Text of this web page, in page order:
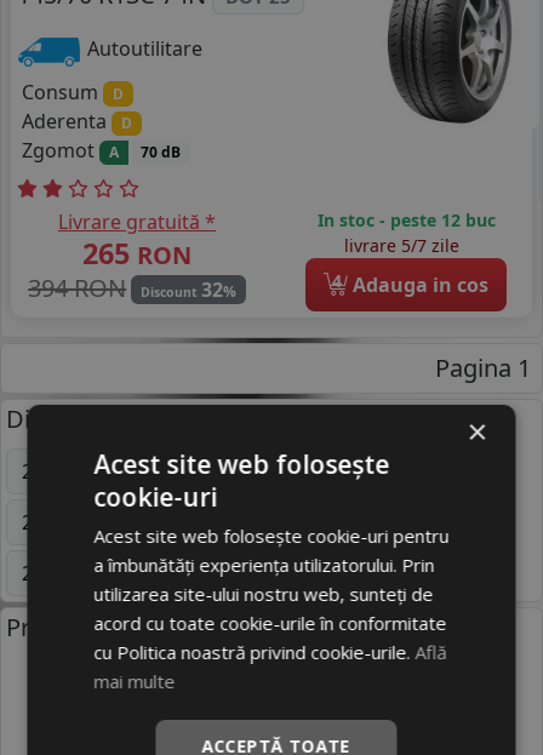
Autoutilitare
Consum
D
Aderenta D
Zgomot A 70 dB
Livrare gratuită *
265 RON
394 RON
Discount 32%
In stoc - peste 12 buc
livrare 5/7 zile
4 Adauga in cos
Pagina 1
Dimensiuni uzuale anvelope:
205/55 R16 195/65 R15
225/45 R17
205/50 R16
235/60 R18
215/55 R16 Mai multe
Producatori anvelope:
BRIDGESTONE CONTINENTAL
×
Acest site web folosește
cookie-uri
Acest site web folosește cookie-uri pentru
a îmbunătăți experiența utilizatorului. Prin
utilizarea site-ului nostru web, sunteți de
acord cu toate cookie-urile în conformitate
cu Politica noastră privind cookie-urile.Află
mai multe
ACCEPTĂ TOATE